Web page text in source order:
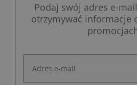
Podaj swój adres e-
otrzymywać informacje